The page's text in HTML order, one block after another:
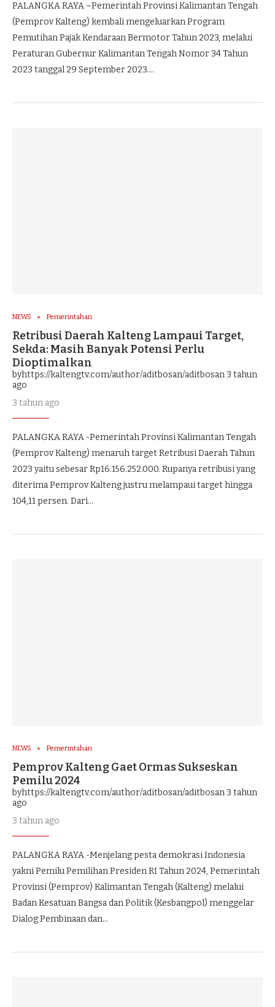
PALANGKA RAYA –Pemerintah Provinsi Kalimantan Tengah
(Pemprov Kalteng) kembali mengeluarkan Program
Pemutihan Pajak Kendaraan Bermotor Tahun 2023, melalui
Peraturan Gubernur Kalimantan Tengah Nomor 34 Tahun
2023 tanggal 29 September 2023.…
NEWS Pemerintahan
Retribusi Daerah Kalteng Lampaui Target,
Sekda: Masih Banyak Potensi Perlu
Dioptimalkan
byhttps://kaltengtv.com/author/aditbosan/aditbosan3 tahun
ago
3 tahun ago
PALANGKA RAYA -Pemerintah Provinsi Kalimantan Tengah
(Pemprov Kalteng) menaruh target Retribusi Daerah Tahun
2023 yaitu sebesar Rp16.156.252.000. Rupanya retribusi yang
diterima Pemprov Kalteng justru melampaui target hingga
104,11 persen. Dari…
NEWS Pemerintahan
Pemprov Kalteng Gaet Ormas Sukseskan
Pemilu 2024
byhttps://kaltengtv.com/author/aditbosan/aditbosan3 tahun
ago
3 tahun ago
PALANGKA RAYA -Menjelang pesta demokrasi Indonesia
yakni Pemilu Pemilihan Presiden RI Tahun 2024, Pemerintah
Provinsi (Pemprov) Kalimantan Tengah (Kalteng) melalui
Badan Kesatuan Bangsa dan Politik (Kesbangpol) menggelar
Dialog Pembinaan dan…